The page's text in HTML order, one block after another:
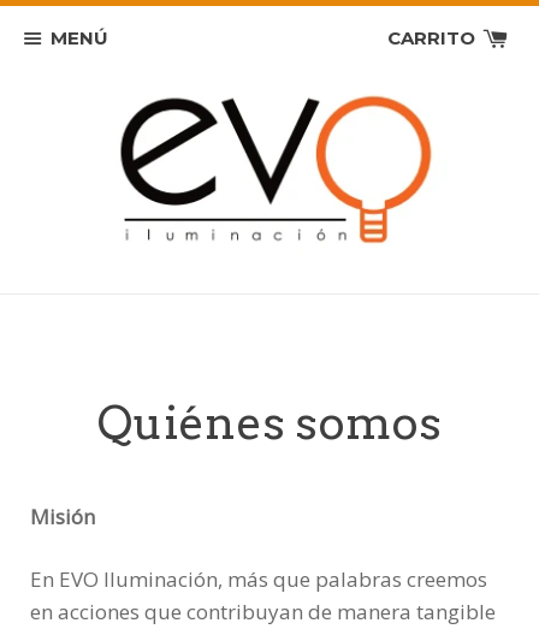
MENÚ CARRITO
Quiénes somos
Misión
En EVO Iluminación, más que palabras creemos
en acciones que contribuyan de manera tangible